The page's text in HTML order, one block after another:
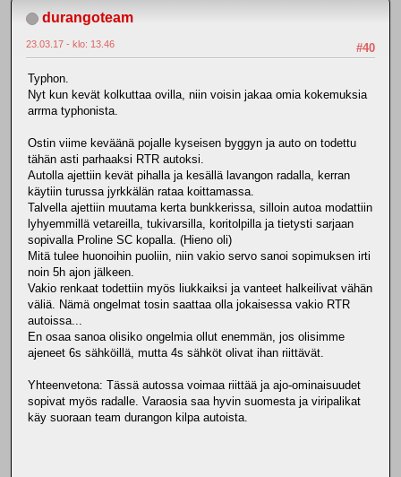
durangoteam
#40
23.03.17 - klo: 13.46
Typhon.
Nyt kun kevät kolkuttaa ovilla, niin voisin jakaa omia kokemuksia
arrma typhonista.
Ostin viime keväänä pojalle kyseisen byggyn ja auto on todettu
tähän asti parhaaksi RTR autoksi.
Autolla ajettiin kevät pihalla ja kesällä lavangon radalla, kerran
käytiin turussa jyrkkälän rataa koittamassa.
Talvella ajettiin muutama kerta bunkkerissa, silloin autoa modattiin
lyhyemmillä vetareilla, tukivarsilla, koritolpilla ja tietysti sarjaan
sopivalla Proline SC kopalla. (Hieno oli)
Mitä tulee huonoihin puoliin, niin vakio servo sanoi sopimuksen irti
noin 5h ajon jälkeen.
Vakio renkaat todettiin myös liukkaiksi ja vanteet halkeilivat vähän
väliä. Nämä ongelmat tosin saattaa olla jokaisessa vakio RTR
autoissa...
En osaa sanoa olisiko ongelmia ollut enemmän, jos olisimme
ajeneet 6s sähköillä, mutta 4s sähköt olivat ihan riittävät.
Yhteenvetona: Tässä autossa voimaa riittää ja ajo-ominaisuudet
sopivat myös radalle. Varaosia saa hyvin suomesta ja viripalikat
käy suoraan team durangon kilpa autoista.